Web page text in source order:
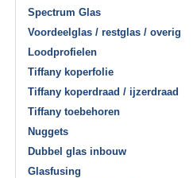
Spectrum Glas
Voordeelglas / restglas / overig
Loodprofielen
Tiffany koperfolie
Tiffany koperdraad / ijzerdraad
Tiffany toebehoren
Nuggets
Dubbel glas inbouw
Glasfusing